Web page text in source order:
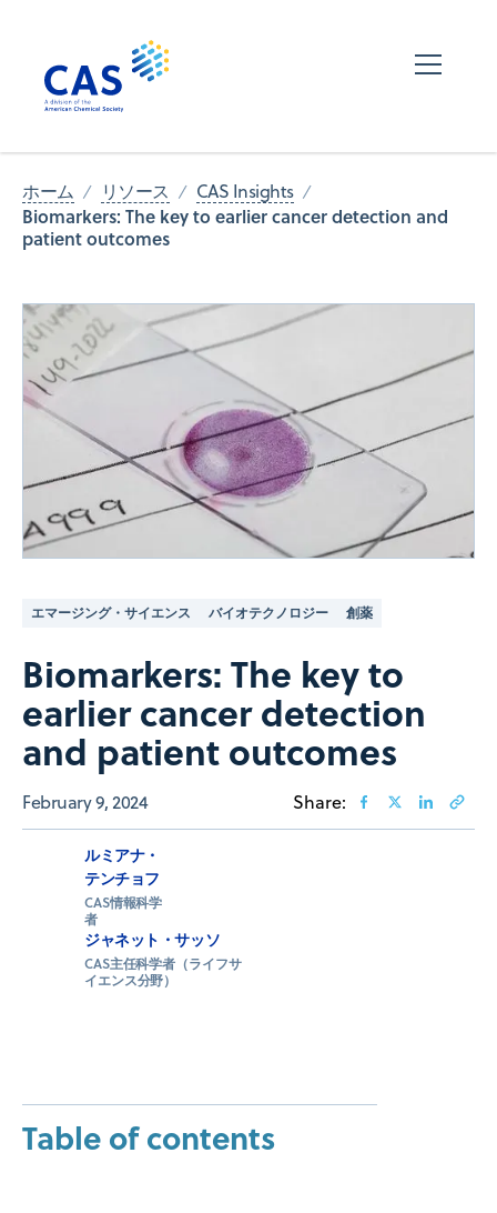
ホーム リソース CAS Insights
Biomarkers: The key to earlier cancer detection and
patient outcomes
エマージング・サイエンス バイオテクノロジー 創薬
Biomarkers: The key to
earlier cancer detection
and patient outcomes
February 9, 2024 Share:
ルミアナ・
テンチョフ
CAS情報科学
者
ジャネット・サッソ
CAS主任科学者（ライフサ
イエンス分野）
Table of contents